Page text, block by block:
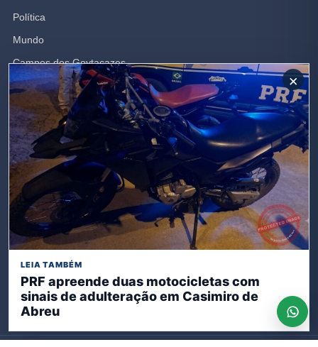
Política
Mundo
Campos dos Goytacazes
Brasil
Opinião
Rio de Janeiro
Polícia
SIGA-NOS
Receba nossas publicações
Inscreva-se
×
LEIA TAMBÉM
PRF apreende duas motocicletas com
sinais de adulteração em Casimiro de
Abreu